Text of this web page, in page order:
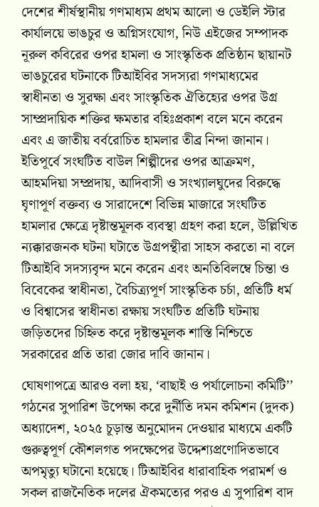
দেশের শীর্ষস্থানীয় গণমাধ্যম প্রথম আলো ও ডেইলি স্টার
কার্যালয়ে ভাঙচুর ও অগ্নিসংযোগ, নিউ এইজের সম্পাদক
নূরুল কবিরের ওপর হামলা ও সাংস্কৃতিক প্রতিষ্ঠান ছায়ানট
ভাঙচুরের ঘটনাকে টিআইবির সদস্যরা গণমাধ্যমের
স্বাধীনতা ও সুরক্ষা এবং সাংস্কৃতিক ঐতিহ্যের ওপর উগ্র
সাম্প্রদায়িক শক্তির ক্ষমতার বহিঃপ্রকাশ বলে মনে করেন
এবং এ জাতীয় বর্বরোচিত হামলার তীব্র নিন্দা জানান।
ইতিপূর্বে সংঘটিত বাউল শিল্পীদের ওপর আক্রমণ,
আহমদিয়া সম্প্রদায়, আদিবাসী ও সংখ্যালঘুদের বিরুদ্ধে
ঘৃণাপূর্ণ বক্তব্য ও সারাদেশে বিভিন্ন মাজারে সংঘটিত
হামলার ক্ষেত্রে দৃষ্টান্তমূলক ব্যবস্থা গ্রহণ করা হলে, উল্লিখিত
ন্যক্কারজনক ঘটনা ঘটাতে উগ্রপন্থীরা সাহস করতো না বলে
টিআইবি সদস্যবৃন্দ মনে করেন এবং অনতিবিলম্বে চিন্তা ও
বিবেকের স্বাধীনতা, বৈচিত্র্যপূর্ণ সাংস্কৃতিক চর্চা, প্রতিটি ধর্ম
ও বিশ্বাসের স্বাধীনতা রক্ষায় সংঘটিত প্রতিটি ঘটনায়
জড়িতদের চিহ্নিত করে দৃষ্টান্তমূলক শাস্তি নিশ্চিতে
সরকারের প্রতি তারা জোর দাবি জানান।
ঘোষণাপত্রে আরও বলা হয়, ‘বাছাই ও পর্যালোচনা কমিটি’’
গঠনের সুপারিশ উপেক্ষা করে দুর্নীতি দমন কমিশন (দুদক)
অধ্যাদেশ, ২০২৫ চূড়ান্ত অনুমোদন দেওয়ার মাধ্যমে একটি
গুরুত্বপূর্ণ কৌশলগত পদক্ষেপের উদ্দেশ্যপ্রণোদিতভাবে
অপমৃত্যু ঘটানো হয়েছে। টিআইবির ধারাবাহিক পরামর্শ ও
সকল রাজনৈতিক দলের ঐকমত্যের পরও এ সুপারিশ বাদ